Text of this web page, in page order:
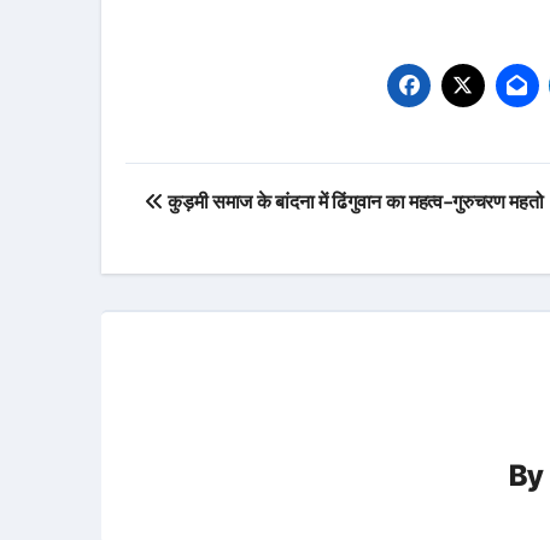
Post
कुड़मी समाज के बांदना में ढिंगुवान का महत्व-गुरुचरण महतो
By